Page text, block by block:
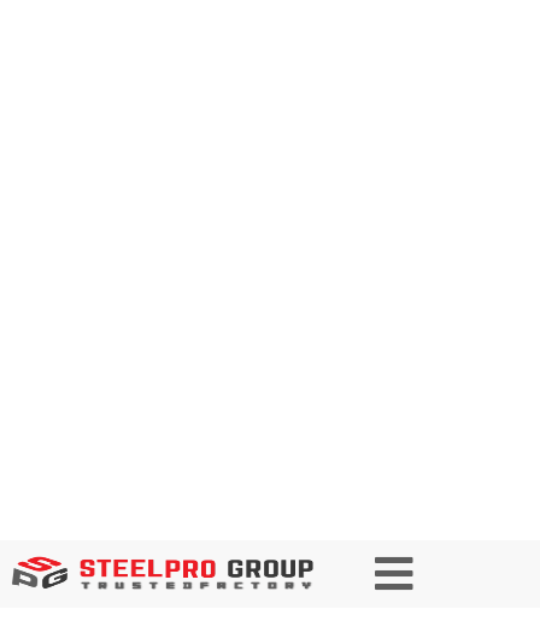
Paginación
de